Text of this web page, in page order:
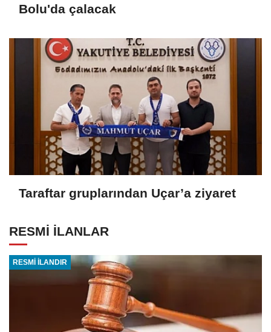
Bolu'da çalacak
Taraftar gruplarından Uçar’a ziyaret
RESMİ İLANLAR
RESMİ İLANDIR